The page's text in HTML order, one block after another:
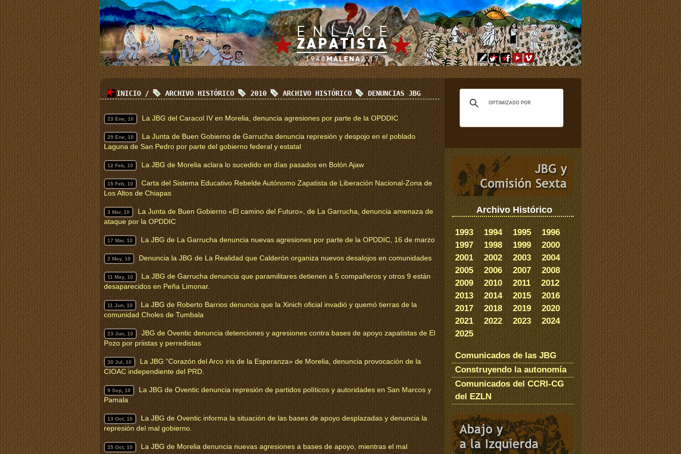
INICIO / ARCHIVO HISTÓRICO 2010 ARCHIVO HISTÓRICO DENUNCIAS JBG
23 Ene, 10 La JBG del Caracol IV en Morelia, denuncia agresiones por parte de la OPDDIC
29 Ene, 10
La Junta de Buen Gobierno de Garrucha denuncia represión y despojo en el poblado
Laguna de San Pedro por parte del gobierno federal y estatal
12 Feb, 10 La JBG de Morelia aclara lo sucedido en días pasados en Bolón Ajaw
15 Feb, 10
Carta del Sistema Educativo Rebelde Autónomo Zapatista de Liberación Nacional-Zona de
Los Altos de Chiapas
3 Mar, 10
La Junta de Buen Gobierno «El camino del Futuro», de La Garrucha, denuncia amenaza de
ataque por la OPDDIC
17 Mar, 10 La JBG de La Garrucha denuncia nuevas agresiones por parte de la OPDDIC, 16 de marzo
2 May, 10 Denuncia la JBG de La Realidad que Calderón organiza nuevos desalojos en comunidades
11 May, 10
La JBG de Garrucha denuncia que paramilitares detienen a 5 compañeros y otros 9 están
desaparecidos en Peña Limonar.
11 Jun, 10
La JBG de Roberto Barrios denuncia que la Xinich oficial invadió y quemó tierras de la
comunidad Choles de Tumbala
23 Jun, 10
JBG de Oventic denuncia detenciones y agresiones contra bases de apoyo zapatistas de El
Pozo por priistas y perredistas
30 Jul, 10
La JBG “Corazón del Arco iris de la Esperanza» de Morelia, denuncia provocación de la
CIOAC independiente del PRD.
9 Sep, 10
La JBG de Oventic denuncia represión de partidos políticos y autoridades en San Marcos y
Pamala
13 Oct, 10
La JBG de Oventic informa la situación de las bases de apoyo desplazadas y denuncia la
represión del mal gobierno.
25 Oct, 10
La JBG de Morelia denuncia nuevas agresiones a bases de apoyo, mientras el mal
Archivo Histórico
1993 1994 1995
1996
1997
1998 1999
2000
2001
2002 2003
2004
2005
2006 2007
2008
2009
2010 2011
2012
2013
2014 2015
2016
2017
2018 2019
2020
2021
2022 2023
2024
2025
Comunicados de las JBG
Construyendo la autonomía
Comunicados del CCRI-CG
del EZLN